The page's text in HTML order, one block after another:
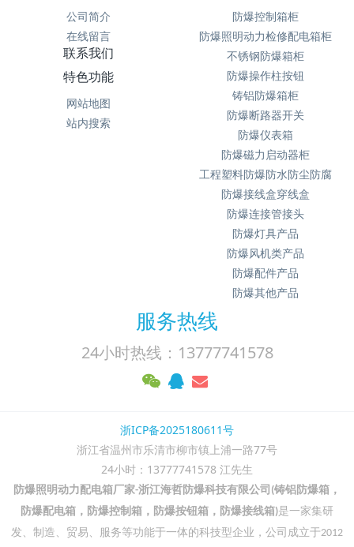
公司简介
在线留言
防爆控制箱柜
防爆照明动力检修配电箱柜
不锈钢防爆箱柜
防爆操作柱按钮
铸铝防爆箱柜
防爆断路器开关
防爆仪表箱
防爆磁力启动器柜
工程塑料防爆防水防尘防腐
防爆接线盒穿线盒
防爆连接管接头
防爆灯具产品
防爆风机类产品
防爆配件产品
防爆其他产品
联系我们
特色功能
网站地图
站内搜索
服务热线
24小时热线：13777741578
浙ICP备2025180611号
浙江省温州市乐清市柳市镇上浦一路77号
24小时：13777741578 江先生
防爆照明动力配电箱厂家-浙江海哲防爆科技有限公司 (铸铝防爆箱，
防爆配电箱，防爆控制箱，防爆按钮箱，防爆接线箱)是一家集研
发、制造、贸易、服务等功能于一体的科技型企业，公司成立于2012